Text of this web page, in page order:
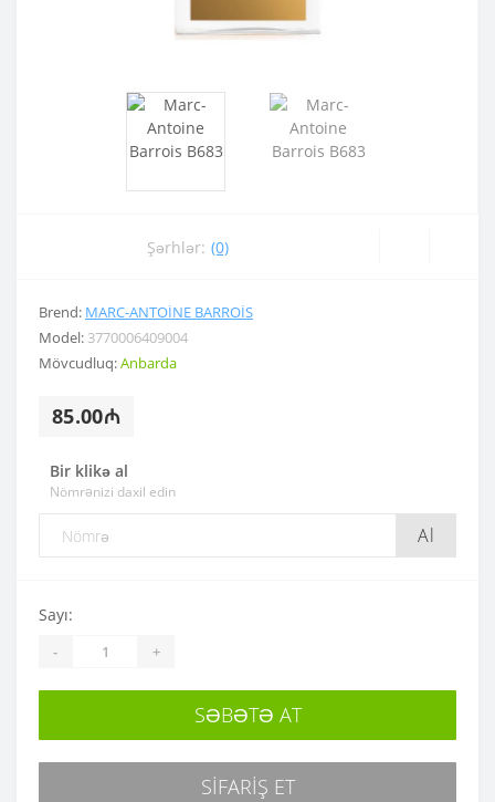
Şərhlər: (0)
Brend: MARC-ANTOINE BARROIS
Model: 3770006409004
Mövcudluq:Anbarda
85.00₼
Bir klikə al
Nömrənizi daxil edin
Al
Sayı:
- +
SƏBƏTƏ AT
SIFARIŞ ET